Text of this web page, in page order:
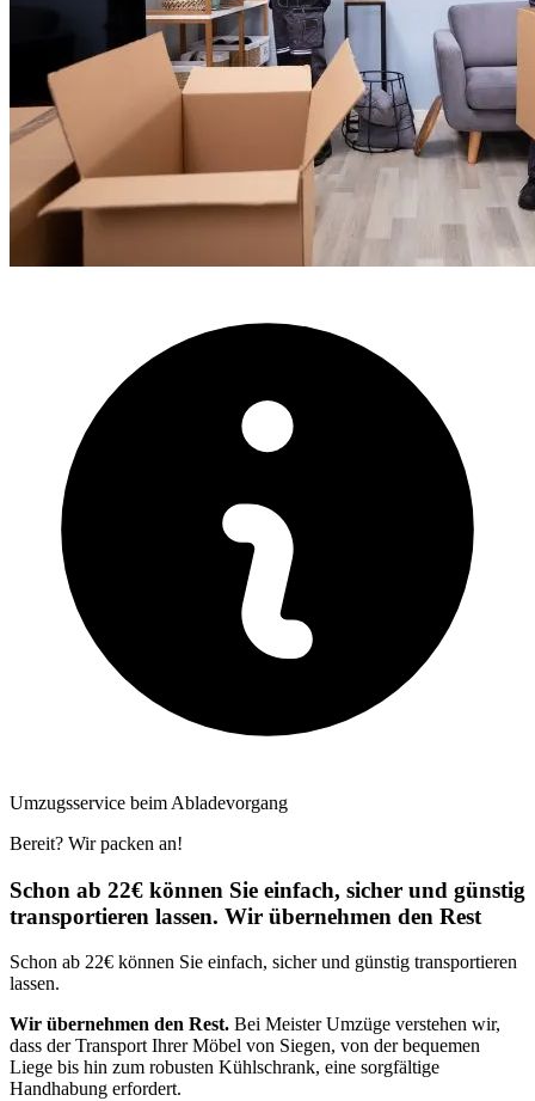
Umzugsservice beim Abladevorgang
Bereit? Wir packen an!
Schon ab 22€ können Sie einfach, sicher und günstig
transportieren lassen. Wir übernehmen den Rest
Schon ab 22€ können Sie einfach, sicher und günstig transportieren
lassen.
Wir übernehmen den Rest. Bei Meister Umzüge verstehen wir,
dass der Transport Ihrer Möbel von Siegen, von der bequemen
Liege bis hin zum robusten Kühlschrank, eine sorgfältige
Handhabung erfordert.